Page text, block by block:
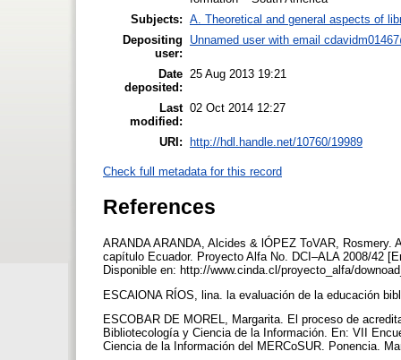
Subjects: A. Theoretical and general aspects of
Depositing
user:
Unnamed user with email
Date
deposited:
25 Aug 2013 19:21
Last
modified:
02 Oct 2014 12:27
URI: http://hdl.handle.net/10760/19989
Check full metadata for this record
References
ARANDA ARANDA, Alcides & lÓPEZ ToVAR,
capítulo Ecuador. Proyecto Alfa No. DCI–ALA 2008/42
Disponible en: http://www.cinda.cl/proyecto_alfa/
ESCAlONA RÍOS, lina. la evaluación de la educación
ESCOBAR DE MOREL, Margarita. El proceso de
Bibliotecología y Ciencia de la Información. En: VII
Ciencia de la Información del MERCoSUR. Ponencia.